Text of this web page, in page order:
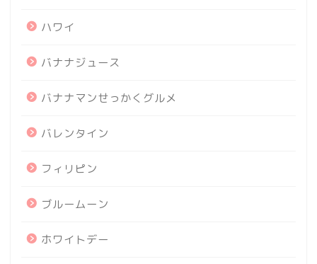
ハワイ
バナナジュース
バナナマンせっかくグルメ
バレンタイン
フィリピン
ブルームーン
ホワイトデー